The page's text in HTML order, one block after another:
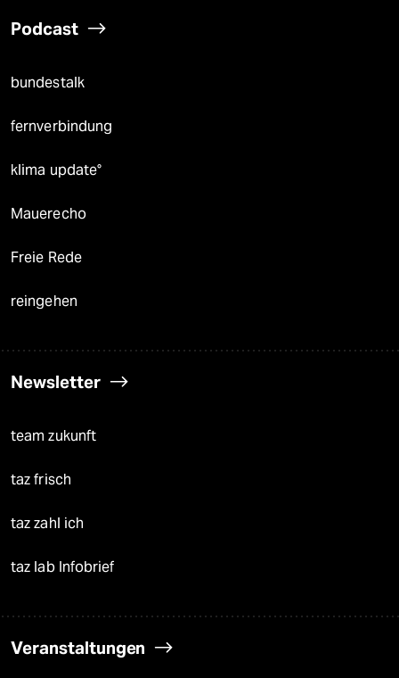
Podcast
bundestalk
fernverbindung
klima update°
Mauerecho
Freie Rede
reingehen
Newsletter
team zukunft
taz frisch
taz zahl ich
taz lab Infobrief
Veranstaltungen